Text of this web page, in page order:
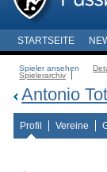
STARTSEITE
Spieler ansehen
Spielerarchiv
Antonio
Profil Vereine